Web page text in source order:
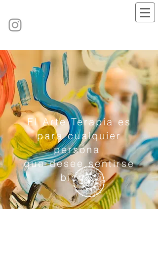
El Arte Terapia es
para cualquier
persona
que deseesentirse
bien.